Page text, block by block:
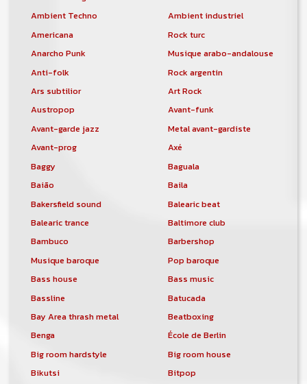
Ambient Techno
Ambient industriel
Americana
Rock turc
Anarcho Punk
Musique arabo-andalouse
Anti-folk
Rock argentin
Ars subtilior
Art Rock
Austropop
Avant-funk
Avant-garde jazz
Metal avant-gardiste
Avant-prog
Axé
Baggy
Baguala
Baião
Baila
Bakersfield sound
Balearic beat
Balearic trance
Baltimore club
Bambuco
Barbershop
Musique baroque
Pop baroque
Bass house
Bass music
Bassline
Batucada
Bay Area thrash metal
Beatboxing
Benga
École de Berlin
Big room hardstyle
Big room house
Bikutsi
Bitpop